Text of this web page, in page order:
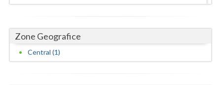
Iasi
Maramures
Mehedinti
Aviz psihologic pentru obtinerea permisului de ... (1)
Aviz psihologic pentru ocuparea postului de ins... (1)
Aviz psihologic pentru scoala - evaluare psihol... (1)
Zone Geografice
Central (1)